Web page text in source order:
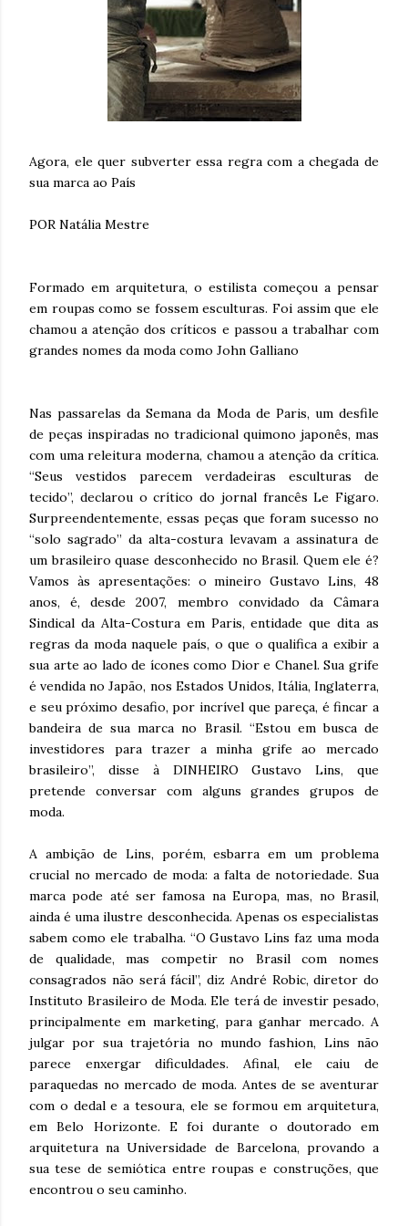
Agora, ele quer subverter essa regra com a chegada de
sua marca ao País
POR Natália Mestre
Formado em arquitetura, o estilista começou a pensar
em roupas como se fossem esculturas. Foi assim que ele
chamou a atenção dos críticos e passou a trabalhar com
grandes nomes da moda como John Galliano
Nas passarelas da Semana da Moda de Paris, um desfile
de peças inspiradas no tradicional quimono japonês, mas
com uma releitura moderna, chamou a atenção da crítica.
“Seus vestidos parecem verdadeiras esculturas de
tecido”, declarou o crítico do jornal francês Le Figaro.
Surpreendentemente, essas peças que foram sucesso no
“solo sagrado” da alta-costura levavam a assinatura de
um brasileiro quase desconhecido no Brasil. Quem ele é?
Vamos às apresentações: o mineiro Gustavo Lins, 48
anos, é, desde 2007, membro convidado da Câmara
Sindical da Alta-Costura em Paris, entidade que dita as
regras da moda naquele país, o que o qualifica a exibir a
sua arte ao lado de ícones como Dior e Chanel. Sua grife
é vendida no Japão, nos Estados Unidos, Itália, Inglaterra,
e seu próximo desafio, por incrível que pareça, é fincar a
bandeira de sua marca no Brasil. “Estou em busca de
investidores para trazer a minha grife ao mercado
brasileiro”, disse à DINHEIRO Gustavo Lins, que
pretende conversar com alguns grandes grupos de
moda.
A ambição de Lins, porém, esbarra em um problema
crucial no mercado de moda: a falta de notoriedade. Sua
marca pode até ser famosa na Europa, mas, no Brasil,
ainda é uma ilustre desconhecida. Apenas os especialistas
sabem como ele trabalha. “O Gustavo Lins faz uma moda
de qualidade, mas competir no Brasil com nomes
consagrados não será fácil”, diz André Robic, diretor do
Instituto Brasileiro de Moda. Ele terá de investir pesado,
principalmente em marketing, para ganhar mercado. A
julgar por sua trajetória no mundo fashion, Lins não
parece enxergar dificuldades. Afinal, ele caiu de
paraquedas no mercado de moda. Antes de se aventurar
com o dedal e a tesoura, ele se formou em arquitetura,
em Belo Horizonte. E foi durante o doutorado em
arquitetura na Universidade de Barcelona, provando a
sua tese de semiótica entre roupas e construções, que
encontrou o seu caminho.